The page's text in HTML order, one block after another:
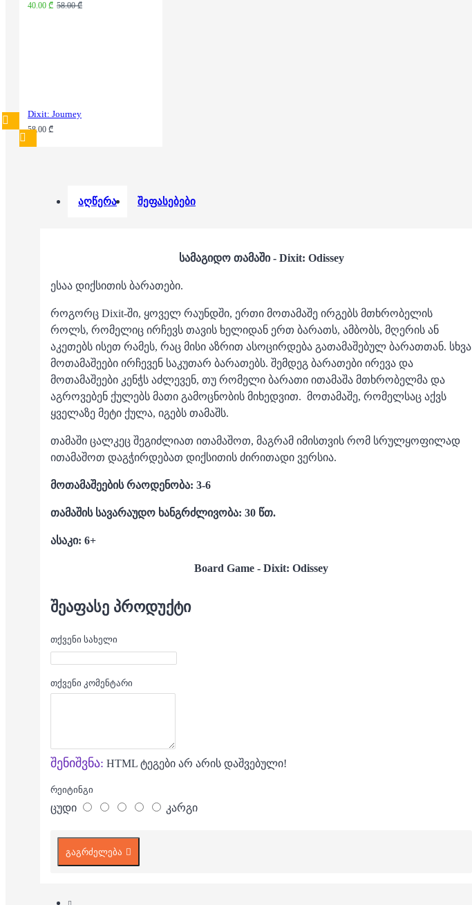
40.00 ₾ 58.00 ₾
Dixit: Journey
58.00 ₾
აღწერა შეფასებები
სამაგიდო თამაში - Dixit: Odissey
ესაა დიქსითის ბარათები.
როგორც Dixit-ში, ყოველ რაუნდში, ერთი მოთამაშე ირგებს მთხრობელის
როლს, რომელიც ირჩევს თავის ხელიდან ერთ ბარათს, ამბობს, მღერის ან
აკეთებს ისეთ რამეს, რაც მისი აზრით ასოცირდება გათამაშებულ ბარათთან. სხვა
მოთამაშეები ირჩევენ საკუთარ ბარათებს. შემდეგ ბარათები ირევა და
მოთამაშეები კენჭს აძლევენ, თუ რომელი ბარათი ითამაშა მთხრობელმა და
აგროვებენ ქულებს მათი გამოცნობის მიხედვით. მოთამაშე, რომელსაც აქვს
ყველაზე მეტი ქულა, იგებს თამაშს.
თამაში ცალკეც შეგიძლიათ ითამაშოთ, მაგრამ იმისთვის რომ სრულყოფილად
ითამაშოთ დაგჭირდებათ დიქსითის ძირითადი ვერსია.
მოთამაშეების რაოდენობა: 3-6
თამაშის სავარაუდო ხანგრძლივობა: 30 წთ.
ასაკი: 6+
Board Game - Dixit: Odissey
ᲨᲔᲐᲤᲐᲡᲔ ᲞᲠᲝᲓᲣᲥᲢᲘ
თქვენი სახელი
თქვენი კომენტარი
შენიშვნა: HTML ტეგები არ არის დაშვებული!
რეიტინგი
ცუდი კარგი
გაგრძელება